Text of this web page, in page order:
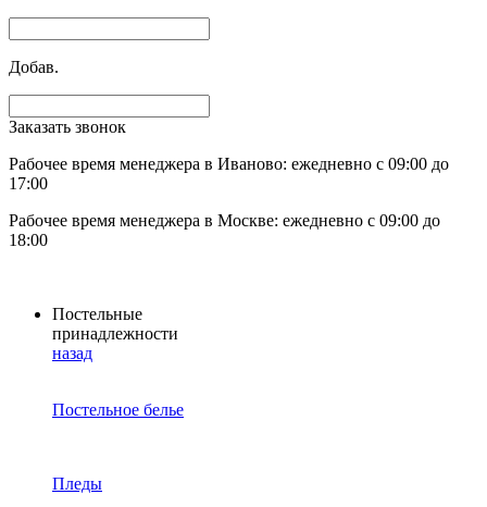
Добав.
Заказать звонок
Рабочее время менеджера в Иваново: ежедневно с 09:00 до
17:00
Рабочее время менеджера в Москве: ежедневно с 09:00 до
18:00
Постельные
принадлежности
назад
Постельное белье
Пледы